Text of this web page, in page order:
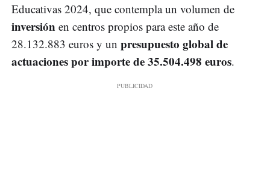
Educativas 2024, que contempla un volumen de
inversión en centros propios para este año de
28.132.883 euros y un presupuesto global de
actuaciones por importe de 35.504.498 euros.